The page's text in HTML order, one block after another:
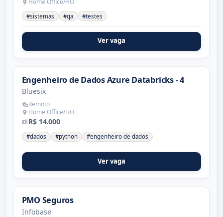
#sistemas #qa #testes
Ver vaga
Engenheiro de Dados Azure Databricks - 4
Bluesix
Remoto
Home Office/HO
R$ 14.000
#dados #python #engenheiro de dados
Ver vaga
PMO Seguros
Infobase